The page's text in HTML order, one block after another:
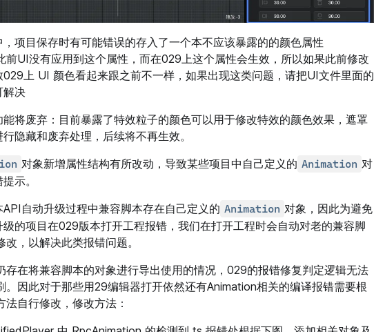
项目保存时有可能错误的存入了一个本不应该暴露的的颜色属性
前UI没有应用到这个属性，而在029上这个属性会生效，所以如果此前修改
上 UI 颜色看起来跟之前不一样，如果出现这类问题，请把UI文件里面的
解决
将废弃：目前暴露了特效粒子的颜色可以用于修改特效的颜色效果，遮罩
隐藏和废弃处理，后续将不再生效。
对象新增属性结构有所改动，导致某些项目中自己定义的 Animation 对
示。
自动升级过程中兼容脚本存在自己定义的 Animation 对象，因此为避免
的项目在029版本打开工程报错，我们在打开工程时会自动对老的兼容脚
，以解决此类报错问题。
存在将兼容脚本的对象进行导出使用的情况，029的报错修复判定逻辑无法
。因此对于那些用29编辑器打开依然还有Animation相关的编译报错需要根
法自行修改，修改方法：